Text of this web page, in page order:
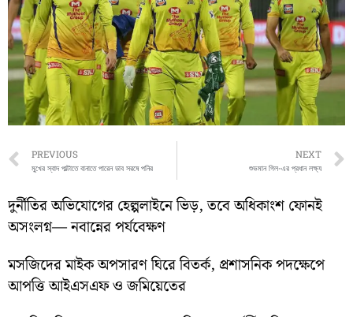
Prev
PREVIOUS
মুখের স্বাদ পাল্টাতে বানাতে পারেন ডাব সরষে পনির
NEXT
শুভমান গিল-এর প্রধান লক্ষ্য
দুর্নীতির অভিযোগের হেল্পলাইনে ভিড়, তবে অধিকাংশ ফোনই
অসংলগ্ন— নবান্নের পর্যবেক্ষণ
মসজিদের মাইক অপসারণ ঘিরে বিতর্ক, প্রশাসনিক পদক্ষেপে
আপত্তি আইএসএফ ও জমিয়েতের